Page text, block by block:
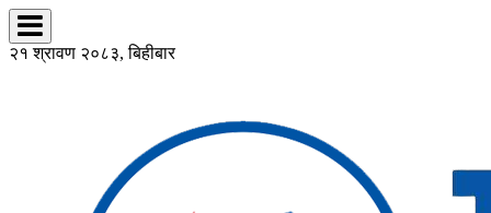
२१ श्रावण २०८३, बिहीबार